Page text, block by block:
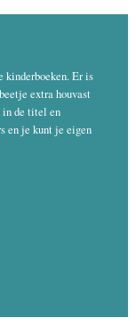
kinderboeken. Er is
extra houvast
in de titel en
en je kunt je eigen